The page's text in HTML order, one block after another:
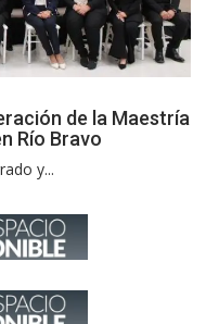
de la Maestría
Río Bravo
y...